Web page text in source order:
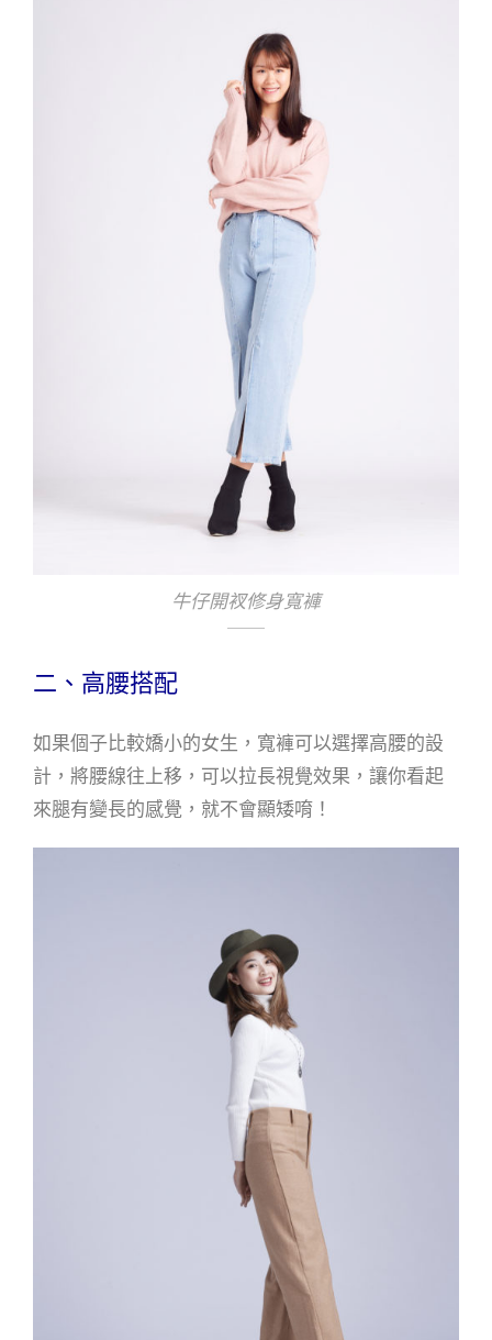
牛仔開衩修身寬褲
二、高腰搭配
如果個子比較嬌小的女生，寬褲可以選擇高腰的設
計，將腰線往上移，可以拉長視覺效果，讓你看起
來腿有變長的感覺，就不會顯矮唷！